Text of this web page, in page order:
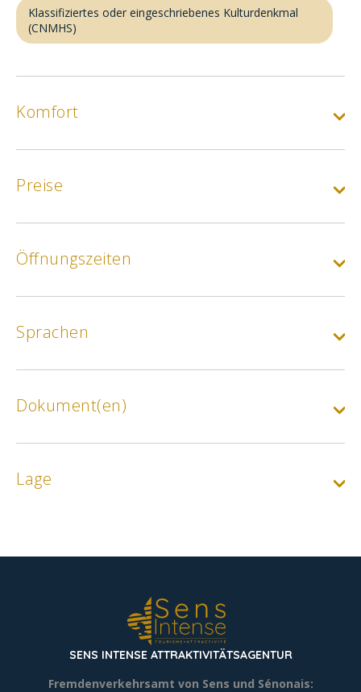
Klassifiziertes oder eingeschriebenes Kulturdenkmal
(CNMHS)
Komfort
Preise
Normalpreis für Erwachsene
Gruppen > 10 Personen
Öffnungszeiten
Sprachen
Dokument(en)
Lage
SENS INTENSE ATTRAKTIVITÄTSAGENTUR
Fremdenverkehrsamt von Sens und Sénonais: